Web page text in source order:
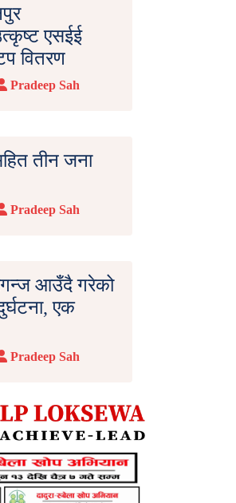
एसईई
वितरण
Pradeep Sah
तीन जना
Pradeep Sah
आउँदै गरेको
एक
Pradeep Sah